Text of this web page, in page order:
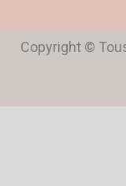
Copyright ©